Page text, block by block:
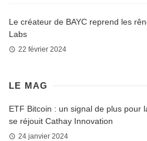
Le créateur de BAYC reprend les
Labs
22 février 2024
LE MAG
ETF Bitcoin : un signal de plus pour
se réjouit Cathay Innovation
24 janvier 2024